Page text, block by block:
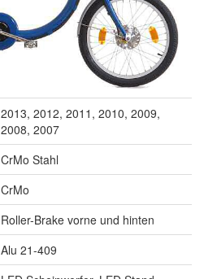
2013, 2012, 2011, 2010, 2009,
2008, 2007
CrMo Stahl
CrMo
Roller-Brake vorne und hinten
Alu 21-409